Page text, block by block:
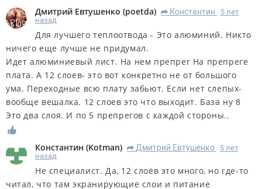
Дмитрий Евтушенко (poetda) R Константин
5 лет
назад
Для лучшего теплоотвода - Это алюминий. Никто
ничего еще лучше не придумал.
Идет алюминиевый лист. На нем препрег На препреге
плата. А 12 слоев- это вот конкретно не от большого
ума. Переходные всю плату забьют. Если нет слепых-
вообще вешалка. 12 слоев это что выходит. База ну 8
Это два слоя. И по 5 препрегов с каждой стороны..
Константин (Kotman) R Дмитрий Евтушенко
5 лет
назад
Не специалист. Да, 12 слоёв это много, но где-то
читал, что там экранирующие слои и питание